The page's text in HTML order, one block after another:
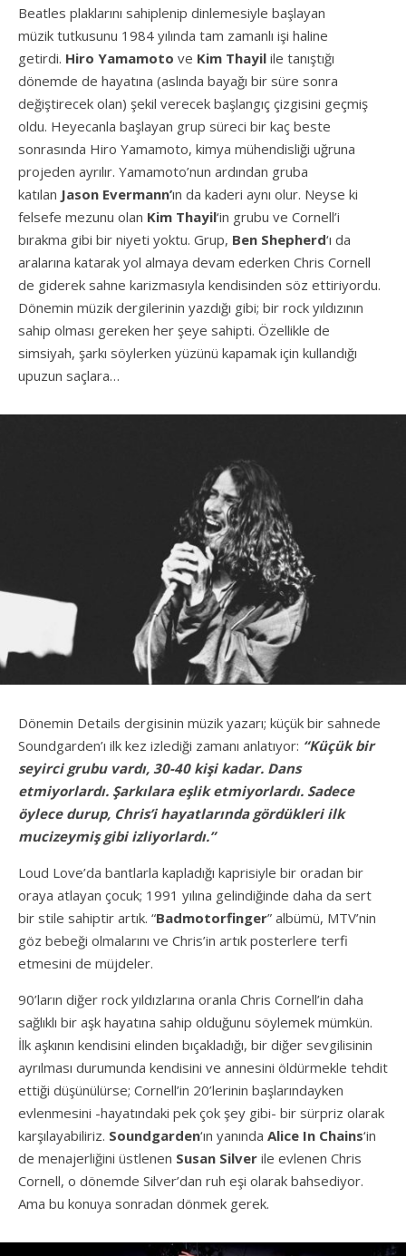
Beatles plaklarını sahiplenip dinlemesiyle başlayan
müzik tutkusunu 1984 yılında tam zamanlı işi haline
getirdi. Hiro Yamamoto ve Kim Thayil ile tanıştığı
dönemde de hayatına (aslında bayağı bir süre sonra
değiştirecek olan) şekil verecek başlangıç çizgisini geçmiş
oldu. Heyecanla başlayan grup süreci bir kaç beste
sonrasında Hiro Yamamoto, kimya mühendisliği uğruna
projeden ayrılır. Yamamoto’nun ardından gruba
katılan Jason Evermann’ın da kaderi aynı olur. Neyse ki
felsefe mezunu olan Kim Thayil‘in grubu ve Cornell’i
bırakma gibi bir niyeti yoktu. Grup, Ben Shepherd‘ı da
aralarına katarak yol almaya devam ederken Chris Cornell
de giderek sahne karizmasıyla kendisinden söz ettiriyordu.
Dönemin müzik dergilerinin yazdığı gibi; bir rock yıldızının
sahip olması gereken her şeye sahipti. Özellikle de
simsiyah, şarkı söylerken yüzünü kapamak için kullandığı
upuzun saçlara…
Dönemin Details dergisinin müzik yazarı; küçük bir sahnede
Soundgarden’ı ilk kez izlediği zamanı anlatıyor: “Küçük bir
seyirci grubu vardı, 30-40 kişi kadar. Dans
etmiyorlardı. Şarkılara eşlik etmiyorlardı. Sadece
öylece durup, Chris’i hayatlarında gördükleri ilk
mucizeymiş gibi izliyorlardı.”
Loud Love’da bantlarla kapladığı kaprisiyle bir oradan bir
oraya atlayan çocuk; 1991 yılına gelindiğinde daha da sert
bir stile sahiptir artık. “Badmotorfinger” albümü, MTV’nin
göz bebeği olmalarını ve Chris’in artık posterlere terfi
etmesini de müjdeler.
90’ların diğer rock yıldızlarına oranla Chris Cornell’in daha
sağlıklı bir aşk hayatına sahip olduğunu söylemek mümkün.
İlk aşkının kendisini elinden bıçakladığı, bir diğer sevgilisinin
ayrılması durumunda kendisini ve annesini öldürmekle tehdit
ettiği düşünülürse; Cornell’in 20’lerinin başlarındayken
evlenmesini -hayatındaki pek çok şey gibi- bir sürpriz olarak
karşılayabiliriz. Soundgarden‘ın yanında Alice In Chains‘in
de menajerliğini üstlenen Susan Silver ile evlenen Chris
Cornell, o dönemde Silver’dan ruh eşi olarak bahsediyor.
Ama bu konuya sonradan dönmek gerek.